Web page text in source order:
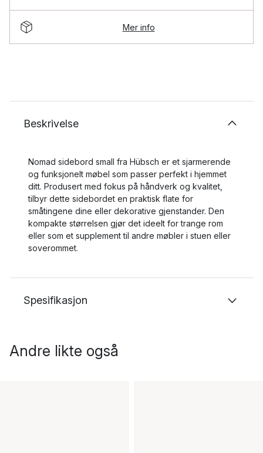
Mer info
Beskrivelse
Nomad sidebord small fra Hübsch er et sjarmerende
og funksjonelt møbel som passer perfekt i hjemmet
ditt. Produsert med fokus på håndverk og kvalitet,
tilbyr dette sidebordet en praktisk flate for
småtingene dine eller dekorative gjenstander. Den
kompakte størrelsen gjør det ideelt for trange rom
eller som et supplement til andre møbler i stuen eller
soverommet.
Spesifikasjon
Andre likte også